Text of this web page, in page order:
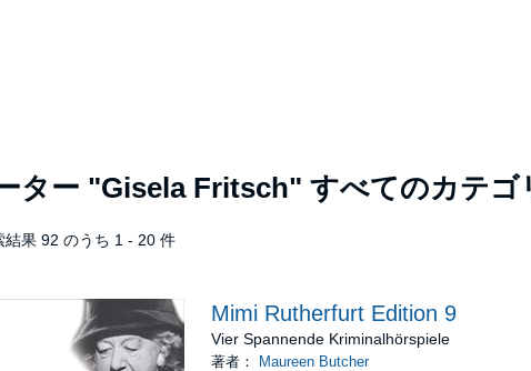
ター "Gisela Fritsch" すべてのカテゴ
結果 92 のうち 1 - 20 件
Mimi Rutherfurt Edition 9
Vier Spannende Kriminalhörspiele
著者：
Maureen Butcher